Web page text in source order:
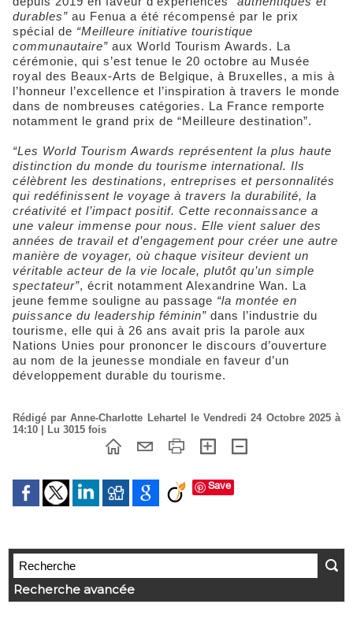
durables” au Fenua a été récompensé par le prix
spécial de “Meilleure initiative touristique
communautaire” aux World Tourism Awards. La
cérémonie, qui s’est tenue le 20 octobre au Musée
royal des Beaux-Arts de Belgique, à Bruxelles, a mis à
l’honneur l’excellence et l’inspiration à travers le monde
dans de nombreuses catégories. La France remporte
notamment le grand prix de “Meilleure destination”.
“Les World Tourism Awards représentent la plus haute
distinction du monde du tourisme international. Ils
célèbrent les destinations, entreprises et personnalités
qui redéfinissent le voyage à travers la durabilité, la
créativité et l’impact positif. Cette reconnaissance a
une valeur immense pour nous. Elle vient saluer des
années de travail et d’engagement pour créer une autre
manière de voyager, où chaque visiteur devient un
véritable acteur de la vie locale, plutôt qu’un simple
spectateur”, écrit notamment Alexandrine Wan. La
jeune femme souligne au passage “la montée en
puissance du leadership féminin” dans l’industrie du
tourisme, elle qui à 26 ans avait pris la parole aux
Nations Unies pour prononcer le discours d’ouverture
au nom de la jeunesse mondiale en faveur d’un
développement durable du tourisme.
Rédigé par Anne-Charlotte Lehartel le Vendredi 24 Octobre 2025 à
14:10 | Lu 3015 fois
Save
Recherche avancée